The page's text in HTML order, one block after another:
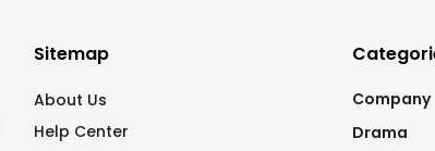
Sitemap
About Us
Help Center
Company
Drama